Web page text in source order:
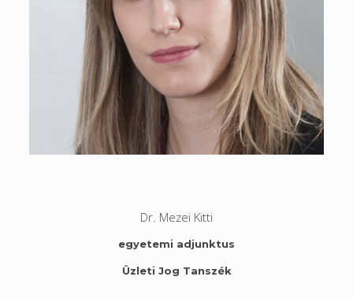
Dr. Mezei Kitti
egyetemi adjunktus
Üzleti Jog Tanszék